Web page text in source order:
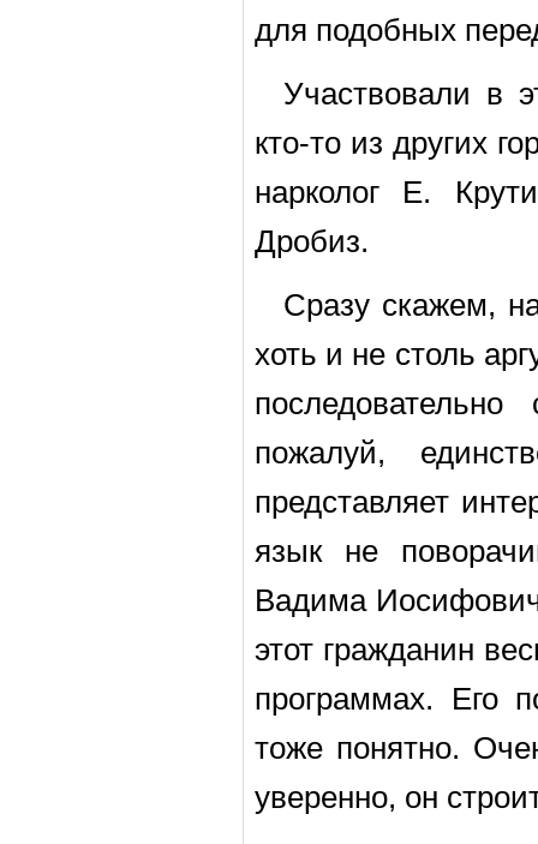
для подобных
Участвовали в
кто-то из других
нарколог Е.
Дробиз.
Сразу скажем,
хоть и не столь
пожалуй,
представляет
язык не
Вадима
этот гражданин
программах. Его
тоже понятно.
уверенно, он